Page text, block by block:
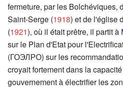
fermeture, par les Bolchéviques,
Saint-Serge (1918) et de l'église
(1921), où il était prêtre, il partit à
sur le Plan d'Etat pour
(ГОЭЛРО) sur les
croyait fortement dans la
gouvernement à électrifier les